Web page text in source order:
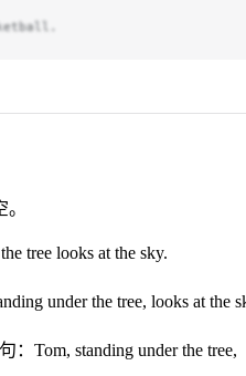
tree looks at the sky.
under the tree, looks at the
Tom, standing under the tree,